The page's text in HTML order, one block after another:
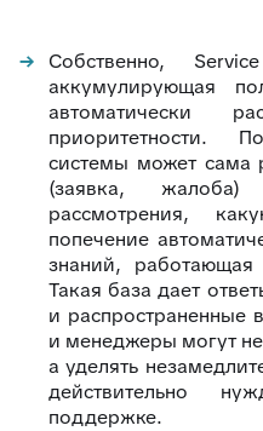
Собственно,
аккумулирующая
автоматически
приоритетности.
системы может сама
(заявка, жалоба)
рассмотрения,
попечение
знаний,
Такая база дает
и распространенные
и менеджеры могут
а уделять
действительно
поддержке.